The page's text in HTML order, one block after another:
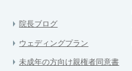
院長ブログ
ウェディングプラン
未成年の方向け親権者同意書